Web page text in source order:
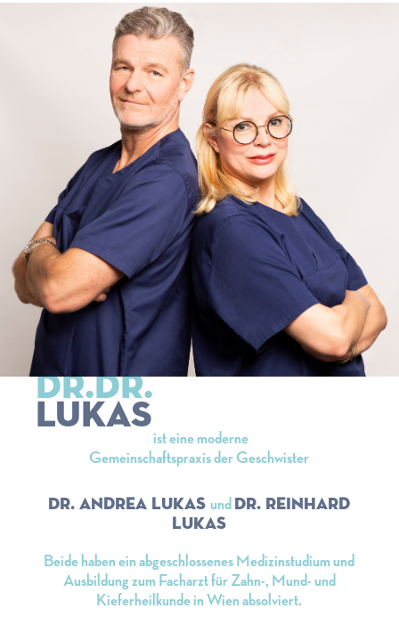
DR.DR.
LUKAS
ist eine moderne
Gemeinschaftspraxis der Geschwister
Dr. Andrea LukasundDr. Reinhard
Lukas
Beide haben ein abgeschlossenes Medizinstudium und
Ausbildung zum Facharzt für Zahn-, Mund- und
Kieferheilkunde in Wien absolviert.